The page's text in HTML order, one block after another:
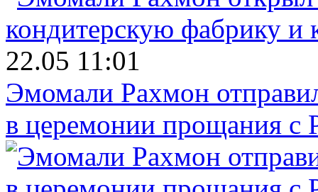
22.05 11:01
Эмомали Рахмон
в церемонии прощания с